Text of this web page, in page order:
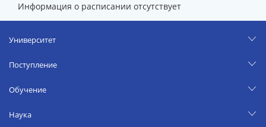
Информация о расписании отсутствует
Университет
Поступление
Обучение
Наука